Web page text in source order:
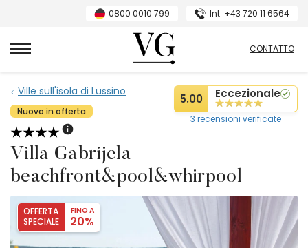
0800 0010 799 Int +43 720 11 6564
Villas Guide
CONTATTO
Ville sull'isola di Lussino
Nuovo in offerta
5.00 Eccezionale
3 recensioni verificate
Villa Gabrijela
beachfront&pool&whirpool
OFFERTA
SPECIALE
FINO A
20%